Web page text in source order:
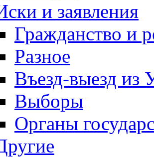
и заявления
Гражданство и
Разное
Въезд-выезд из
Выборы
Органы